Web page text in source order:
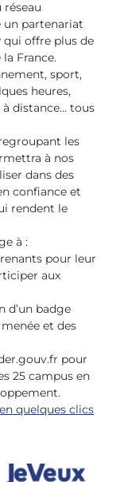
réseau
un partenariat
qui offre plus de
France.
sport,
heures,
à distance… tous
les
à nos
dans des
confiance et
rendent le
à :
pour leur
aux
d’un badge
et des
pour
25 campus en
quelques clics